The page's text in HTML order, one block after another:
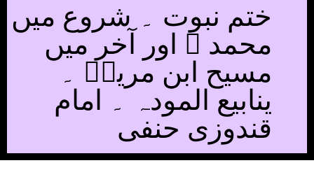
ختم نبوت ۔ شروع میں
محمد ﷺ اور آخر میں
مسیح ابن مریمؑ ۔
ینابیع المودہ ۔ امام
قندوزی حنفی